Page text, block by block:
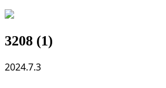
3208 (1)
2024.7.3